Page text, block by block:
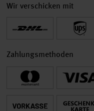
Wir verschicken mit
Zahlungsmethoden